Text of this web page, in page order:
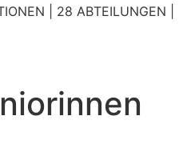
| 28 ABTEILUNGEN |